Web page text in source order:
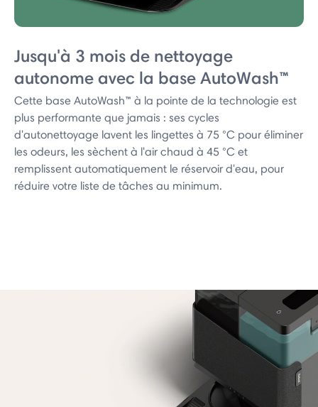
Jusqu'à 3 mois de nettoyage
autonome avec la base AutoWash™
Cette base AutoWash™ à la pointe de la technologie est
plus performante que jamais : ses cycles
d'autonettoyage lavent les lingettes à 75 °C pour éliminer
les odeurs, les sèchent à l'air chaud à 45 °C et
remplissent automatiquement le réservoir d'eau, pour
réduire votre liste de tâches au minimum.